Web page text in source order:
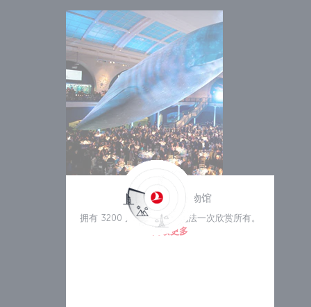
美国自然史博物馆
拥有 3200 万件藏品，您无法一次欣赏所有。
阅读更多